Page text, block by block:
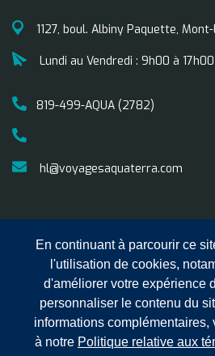
1127, boul. Albiny Paquette,
Lundi au Vendredi : 9h00 à 17h00
819-499-AQUA (2782)
hl@voyagesaquaterra.com
Copyright © 2025 Voyages
Aqua Terra Hautes Laurentides.
En continuant à parcourir ce
l'utilisation de cookies,
d'améliorer votre expérience
personnaliser le contenu du
informations complémentaires,
à notre Politique relative aux